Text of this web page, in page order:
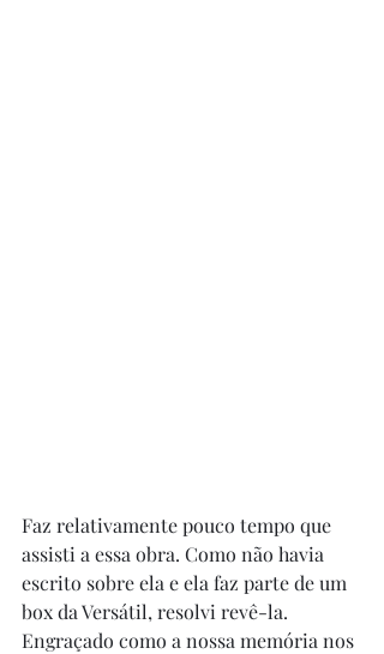
Faz relativamente pouco tempo que
assisti a essa obra. Como não havia
escrito sobre ela e ela faz parte de um
box da Versátil, resolvi revê-la.
Engraçado como a nossa memória nos